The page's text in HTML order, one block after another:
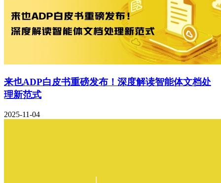
来也ADP白皮书重磅发布！深度解读智能体文档处
理新范式
2025-11-04